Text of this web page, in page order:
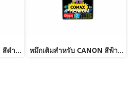
หมึกเติมสำหรับ CANON สีดำ 100 ml. โคแมกซ์ หมึกเติมสำหรับ CANON สีฟ้า 100 ml. โคแมกซ์